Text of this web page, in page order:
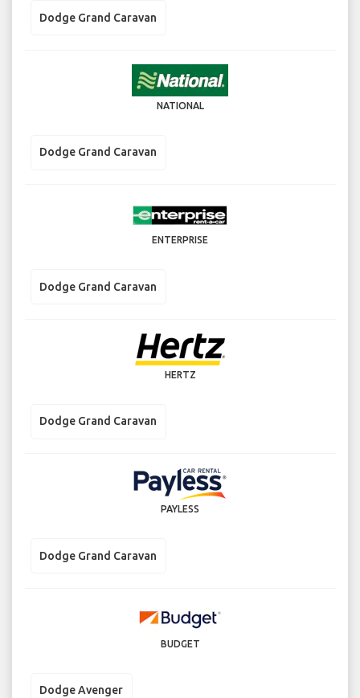
Dodge Grand Caravan
NATIONAL
Dodge Grand Caravan
ENTERPRISE
Dodge Grand Caravan
HERTZ
Dodge Grand Caravan
PAYLESS
Dodge Grand Caravan
BUDGET
Dodge Avenger